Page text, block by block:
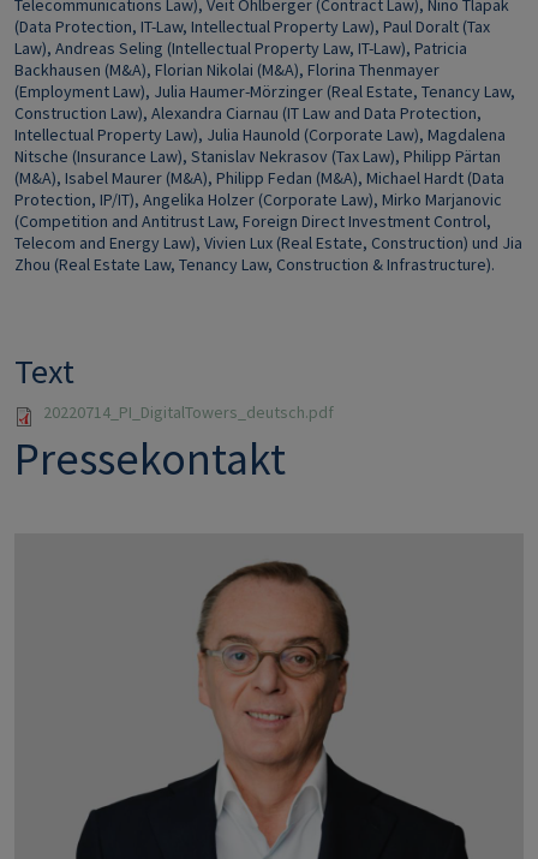
Telecommunications Law), Veit Öhlberger (Contract Law), Nino Tlapak
(Data Protection, IT-Law, Intellectual Property Law), Paul Doralt (Tax
Law), Andreas Seling (Intellectual Property Law, IT-Law), Patricia
Backhausen (M&A), Florian Nikolai (M&A), Florina Thenmayer
(Employment Law), Julia Haumer-Mörzinger (Real Estate, Tenancy Law,
Construction Law), Alexandra Ciarnau (IT Law and Data Protection,
Intellectual Property Law), Julia Haunold (Corporate Law), Magdalena
Nitsche (Insurance Law), Stanislav Nekrasov (Tax Law), Philipp Pärtan
(M&A), Isabel Maurer (M&A), Philipp Fedan (M&A), Michael Hardt (Data
Protection, IP/IT), Angelika Holzer (Corporate Law), Mirko Marjanovic
(Competition and Antitrust Law, Foreign Direct Investment Control,
Telecom and Energy Law), Vivien Lux (Real Estate, Construction) und Jia
Zhou (Real Estate Law, Tenancy Law, Construction & Infrastructure).
Text
20220714_PI_DigitalTowers_deutsch.pdf
Pressekontakt